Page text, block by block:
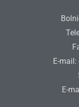
E-
E-